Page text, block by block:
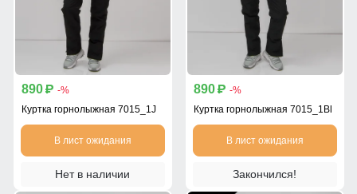
890 p -%
Куртка горнолыжная 7015_1J
В лист ожидания
Нет в наличии
890 p -%
Куртка горнолыжная 7015_1Bl
В лист ожидания
Закончился!